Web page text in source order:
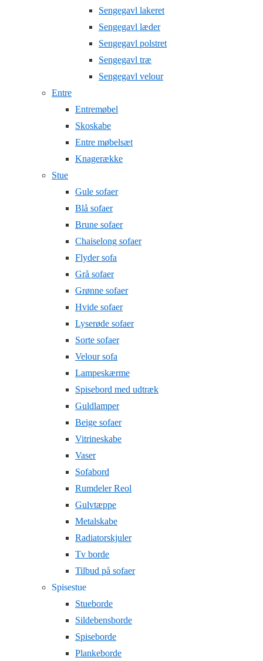
Sengegavl lakeret
Sengegavl læder
Sengegavl polstret
Sengegavl træ
Sengegavl velour
Entre
Entremøbel
Skoskabe
Entre møbelsæt
Knagerække
Stue
Gule sofaer
Blå sofaer
Brune sofaer
Chaiselong sofaer
Flyder sofa
Grå sofaer
Grønne sofaer
Hvide sofaer
Lyserøde sofaer
Sorte sofaer
Velour sofa
Lampeskærme
Spisebord med udtræk
Guldlamper
Beige sofaer
Vitrineskabe
Vaser
Sofabord
Rumdeler Reol
Gulvtæppe
Metalskabe
Radiatorskjuler
Tv borde
Tilbud på sofaer
Spisestue
Stueborde
Sildebensborde
Spiseborde
Plankeborde